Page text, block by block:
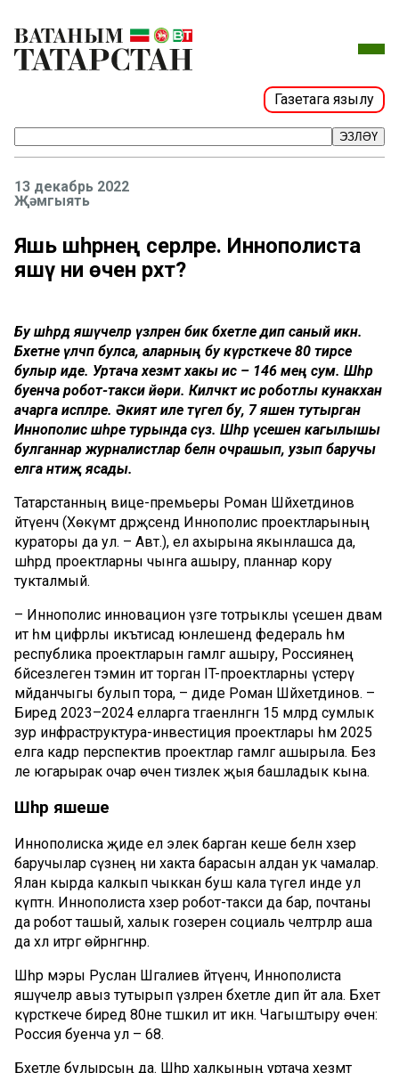
Газетага язылу
ЭЗЛӘҮ
13 декабрь 2022
Җәмгыять
Яшь шәһәрнең серләре. Иннополиста
яшәү ни өчен рәхәт?
Бу шәһәрдә яшәүчеләр үзләрен бик бәхетле дип саный икән.
Бәхетне үлчәп булса, аларның бу күрсәткече 80 тирәсе
булыр иде. Уртача хезмәт хакы исә – 146 мең сум. Шәһәр
буенча робот-такси йөри. Киләчәктә исә роботлы кунакханә
ачарга исәпләре. Әкият иле түгел бу, 7яшен тутырган
Иннополис шәһәре турында сүз. Шәһәр үсешенә кагылышы
булганнар журналистлар белән очрашып, узып баручы
елга нәтиҗә ясады.
Татарстанның вице-премьеры Роман Шәйхетдинов
әйтүенчә (Хөкүмәт дәрәҗәсендә Иннополис проектларының
кураторы да ул. – Авт.), ел ахырына якынлашса да,
шәһәрдә проектларны чынга ашыру, планнар кору
тукталмый.
– Иннополис инновацион үзәге тотрыклы үсешен дәвам
итә һәм цифрлы икътисад юнәлешендә федераль һәм
республика проектларын гамәлгә ашыру, Россиянең
бәйсезлеген тәэмин итә торган IT-проектларны үстерү
мәйданчыгы булып тора, – диде Роман Шәйхетдинов. –
Биредә 2023–2024 елларга тәгаенләнгән 15 млрд сумлык
зур инфраструктура-инвестиция проектлары һәм 2025
елга кадәр перспектив проектлар гамәлгә ашырыла. Без
әле югарырак очар өчен тизлек җыя башладык кына.
Шәһәр яшәеше
Иннополиска җиде ел элек барган кеше белән хәзер
баручылар сүзнең ни хакта барасын алдан ук чамалар.
Ялан кырда калкып чыккан буш кала түгел инде ул
күптән. Иннополиста хәзер робот-такси да бар, почтаны
да робот ташый, халык гозерен социаль челтәрләр аша
да хәл итәргә өйрәнгәннәр.
Шәһәр мэры Руслан Шәгалиев әйтүенчә, Иннополиста
яшәүчеләр авыз тутырып үзләрен бәхетле дип әйтә ала. Бәхет
күрсәткече биредә 80не тәшкил итә икән. Чагыштыру өчен:
Россия буенча ул – 68.
Бәхетле булырсың да. Шәһәр халкының уртача хезмәт